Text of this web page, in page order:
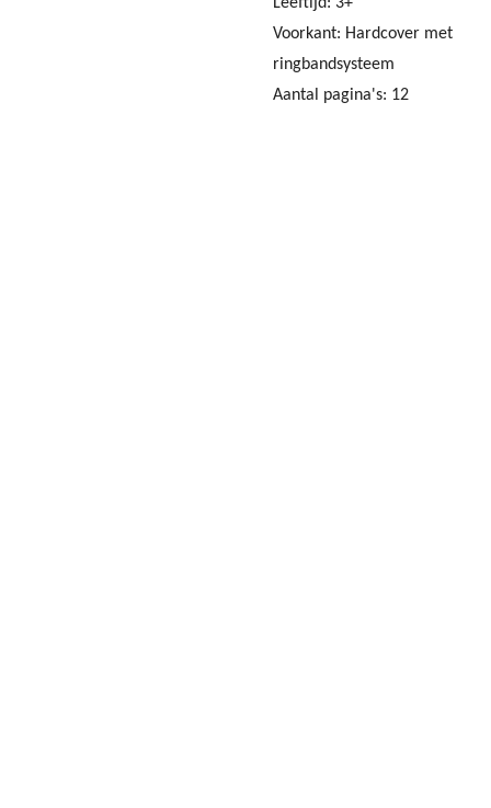
Voorkant: Hardcover met
ringbandsysteem
Aantal pagina's: 12